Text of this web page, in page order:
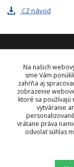
CZ návod
KONTAKT
OBJEDNÁVKY A
+421 948 229 224
info@vysielacky.com
Na našich
sme Vám
zahŕňa aj
zobrazenie
ktoré sa používajú
vytváranie
vrátane práva
odvolať súhlas